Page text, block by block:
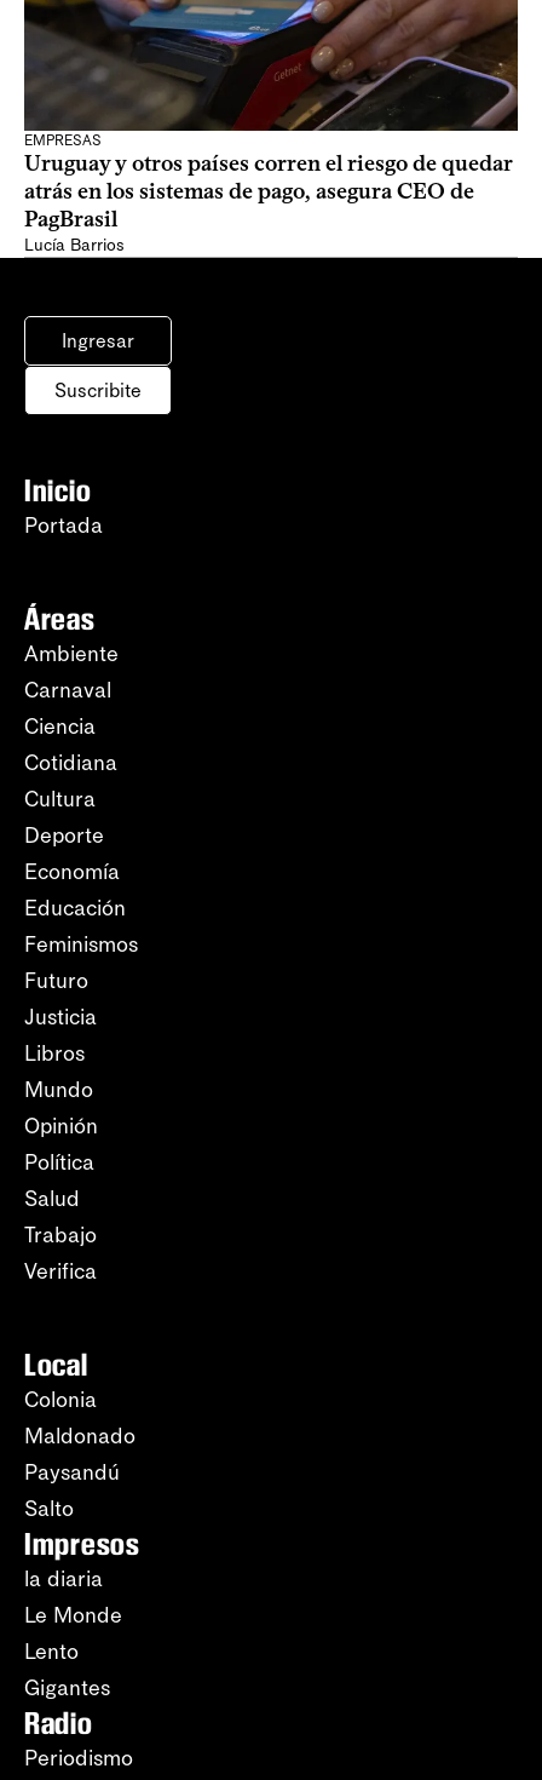
EMPRESAS
Uruguay y otros países corren el riesgo de quedar
atrás en los sistemas de pago, asegura CEO de
PagBrasil
Lucía Barrios
Ingresar
Suscribite
Inicio
Portada
Áreas
Ambiente
Carnaval
Ciencia
Cotidiana
Cultura
Deporte
Economía
Educación
Feminismos
Futuro
Justicia
Libros
Mundo
Opinión
Política
Salud
Trabajo
Verifica
Local
Colonia
Maldonado
Paysandú
Salto
Impresos
la diaria
Le Monde
Lento
Gigantes
Radio
Periodismo